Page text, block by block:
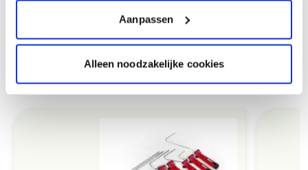
Aanpassen
Alleen noodzakelijke cookies
Produits recommandés